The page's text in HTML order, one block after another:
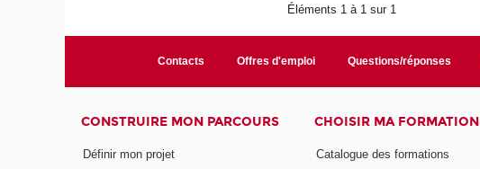
Éléments 1 à 1 sur 1
Contacts Offres d'emploi Questions/réponses
CONSTRUIRE MON PARCOURS
Définir mon projet
CHOISIR MA FORMATION
Catalogue des formations